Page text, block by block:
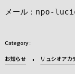
メール：npo-
お知らせ リュシオアカ